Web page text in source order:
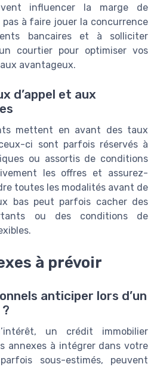
influencer la marge de
pas à faire jouer la concurrence
bancaires et à solliciter
courtier pour optimiser vos
avantageux.
d’appel et aux
mettent en avant des taux
ci sont parfois réservés à
ou assortis de conditions
les offres et assurez-
toutes les modalités avant de
bas peut parfois cacher des
ou des conditions de
à prévoir
anticiper lors d’un
un crédit immobilier
annexes à intégrer dans votre
sous-estimés, peuvent